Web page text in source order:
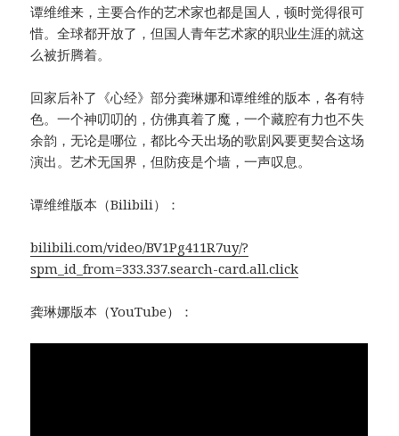
谭维维来，主要合作的艺术家也都是国人，顿时觉得很可
惜。全球都开放了，但国人青年艺术家的职业生涯的就这
么被折腾着。
回家后补了《心经》部分龚琳娜和谭维维的版本，各有特
色。一个神叨叨的，仿佛真着了魔，一个藏腔有力也不失
余韵，无论是哪位，都比今天出场的歌剧风要更契合这场
演出。艺术无国界，但防疫是个墙，一声叹息。
谭维维版本（Bilibili）：
bilibili.com/video/BV1Pg411R7uy/?
spm_id_from=333.337.search-card.all.click
龚琳娜版本（YouTube）：